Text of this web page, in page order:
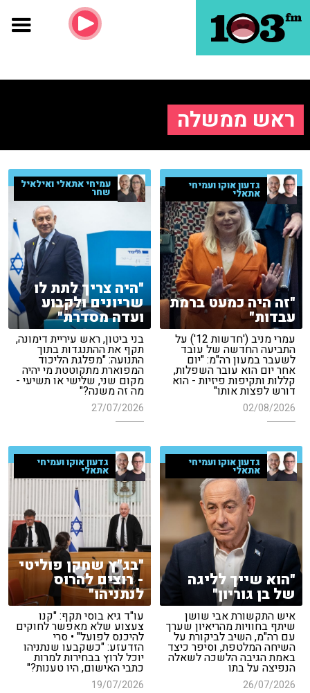
ראש ממשלה
גדעון אוקו ועמיחי
אתאלי
"זה היה כמעט ברמת
עבדות"
עמרי מניב ('חדשות 12') על
התביעה החדשה של עובד
לשעבר במעון רה"מ: "יום
אחר יום הוא עובר השפלות,
קללות ותקיפות פיזיות - הוא
דורש לפצות אותו"
02/08/2026
עמיחי אתאלי ואילאיל
שחר
"היה צריך לתת לו
שריונים ולקבוע
ועדה מסדרת"
בני ביטון, ראש עיריית דימונה,
תקף את ההתנגדות בתוך
התנועה: "מפלגת הליכוד
המפוארת מתקוטטת מי יהיה
מקום שני, שלישי או תשיעי -
מה זה משנה?"
27/07/2026
גדעון אוקו ועמיחי
אתאלי
"הוא שייך לליגה
של בן גוריון"
איש התקשורת אבי שושן
שיתף בחוויות מהריאיון שערך
עם רה"מ, השיב לביקורת על
השיחה המלטפת, וסיפר כיצד
באמת הגיבה הלשכה לשאלה
הנפיצה על בתו
26/07/2026
גדעון אוקו ועמיחי
אתאלי
"בג"ץ שחקן פוליטי
- רוצים להרוס
לנתניהו"
עו"ד גיא בוסי תקף: "קנו
צעצוע שלא מאפשר לחוקים
להיכנס לפועל" • סרי
הזדעזע: "כשקבעו שנתניהו
יוכל לרוץ בבחירות למרות
כתבי האישום, היו טענות?"
19/07/2026